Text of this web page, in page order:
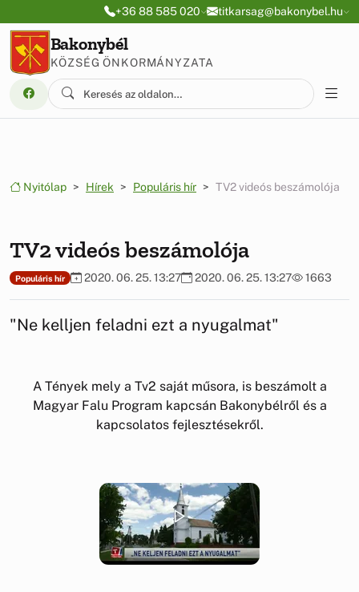
Ugrás a menüre
Ugrás a tartalomra+36 88 585 020 titkarsag@bakonybel.hu
Bakonybél
KÖZSÉG ÖNKORMÁNYZATA
Nyitólap Hírek Populáris hír TV2 videós beszámolója
TV2 videós beszámolója
Populáris hír 2020. 06. 25. 13:27 2020. 06. 25. 13:27 1663
"Ne kelljen feladni ezt a nyugalmat"
A Tények mely a Tv2 saját műsora, is beszámolt a
Magyar Falu Program kapcsán Bakonybélről és a
kapcsolatos fejlesztésekről.